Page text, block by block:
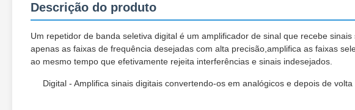
Descrição do produto
Um repetidor de banda seletiva digital é um amplificador de sinal que recebe
apenas as faixas de frequência desejadas com alta precisão,amplifica as faixas
ao mesmo tempo que efetivamente rejeita interferências e sinais indesejados.
Digital - Amplifica sinais digitais convertendo-os em analógicos e depois de volta